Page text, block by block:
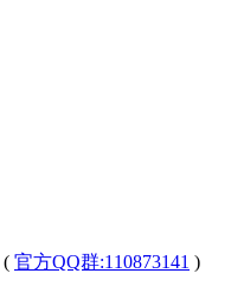
( 官方QQ群:110873141 )